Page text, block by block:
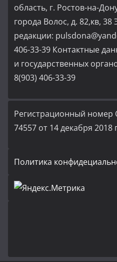
область, г. Ростов-на-
города Волос, д. 82,кв,
редакции:
406-33-39 Контактные
и государственных
8(903) 406-33-39
Регистрационный
74557 от 14 декабря 2018
Политика